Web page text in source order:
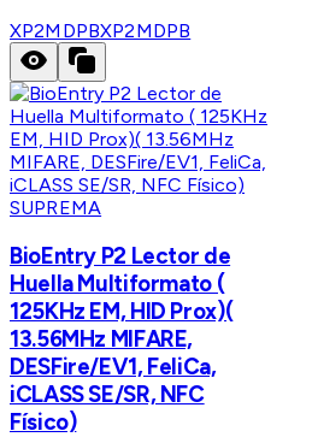
XP2MDPBXP2MDPB
SUPREMA
BioEntry P2 Lector de
Huella Multiformato (
125KHz EM, HID Prox)(
13.56MHz MIFARE,
DESFire/EV1, FeliCa,
iCLASS SE/SR, NFC
Físico)